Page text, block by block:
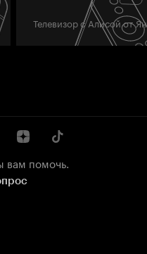
Телевизор с Алисой от
вам помочь.